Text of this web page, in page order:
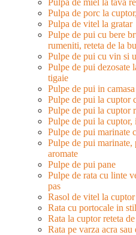
Pulpă de miel la tavă
Pulpa de porc la
Pulpa de vitel la gratar
Pulpe de pui cu bere
rumeniti, reteta de la
Pulpe de pui cu vin si
Pulpe de pui dezosate
tigaie
Pulpe de pui in
Pulpe de pui la cuptor
Pulpe de pui la cuptor
Pulpe de pui la cuptor,
Pulpe de pui marinate
Pulpe de pui marinate,
aromate
Pulpe de pui pane
Pulpe de rata cu linte
pas
Rasol de vitel la cuptor
Rata cu portocale in
Rata la cuptor reteta
Rata pe varza acra